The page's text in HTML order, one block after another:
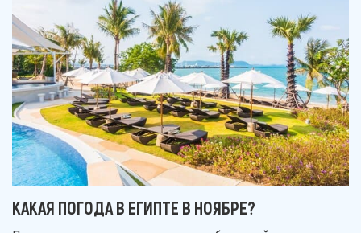
КАКАЯ ПОГОДА В ЕГИПТЕ В НОЯБРЕ?